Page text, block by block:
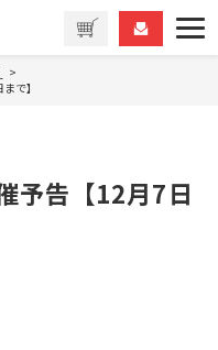
で】
予告【12月7日